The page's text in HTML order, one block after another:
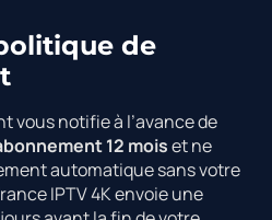
de
vous notifie à l’avance de
12 moiset ne
automatique sans votre
IPTV 4K envoie une